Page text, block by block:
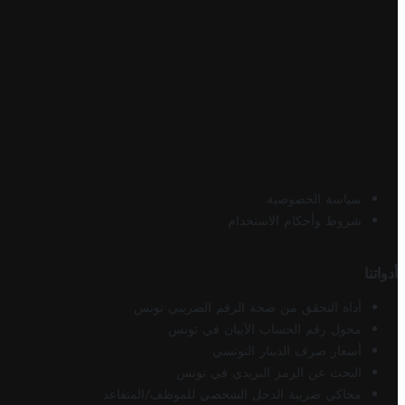
سياسة الخصوصية
شروط وأحكام الاستخدام
أدواتنا
أداة التحقق من صحة الرقم الضريبي تونس
محول رقم الحساب الآيبان في تونس
أسعار صرف الدينار التونسي
البحث عن الرمز البريدي في تونس
محاكي ضريبة الدخل الشخصي للموظف/المتقاعد